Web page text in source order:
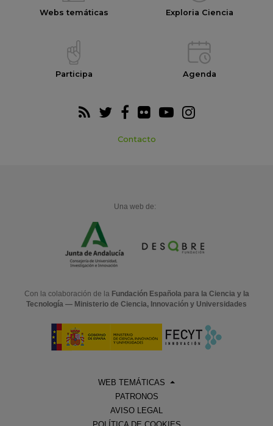
Webs temáticas Exploria Ciencia
Participa Agenda
Contacto
Una web de:
Con la colaboración de la Fundación Española para la Ciencia y la
Tecnología — Ministerio de Ciencia, Innovación y Universidades
WEB TEMÁTICAS
PATRONOS
AVISO LEGAL